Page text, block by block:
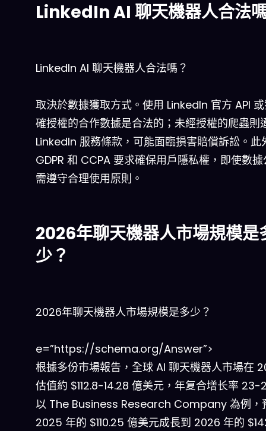
LinkedIn AI 聊天機器人合法
LinkedIn AI 聊天機器人合法嗎？
取決於數據獲取方式。使用 LinkedIn 官方 API
確授權的合作數據是合法的；未經授權的爬蟲則
LinkedIn 服務條款，可能面臨損害賠償訴訟。此
GDPR 和 CCPA 要求確保用戶隱私權，即使數
需遵守合理使用原則。
2026年聊天機器人市場規模是
少？
2026年聊天機器人市場規模是多少？
e=”https://schema.org/Answer”>
根據多份市場報告，全球 AI 聊天機器人市場在
估值約 $112.8-14.28 億美元，年复合增长率 23-
以 The Business Research Company 為例，
2025 年的 $110.25 億美元成長到 2026 年的